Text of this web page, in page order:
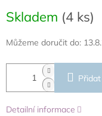
cena:
Skladem (4 ks)
Můžeme doručit do:
Detailní informace